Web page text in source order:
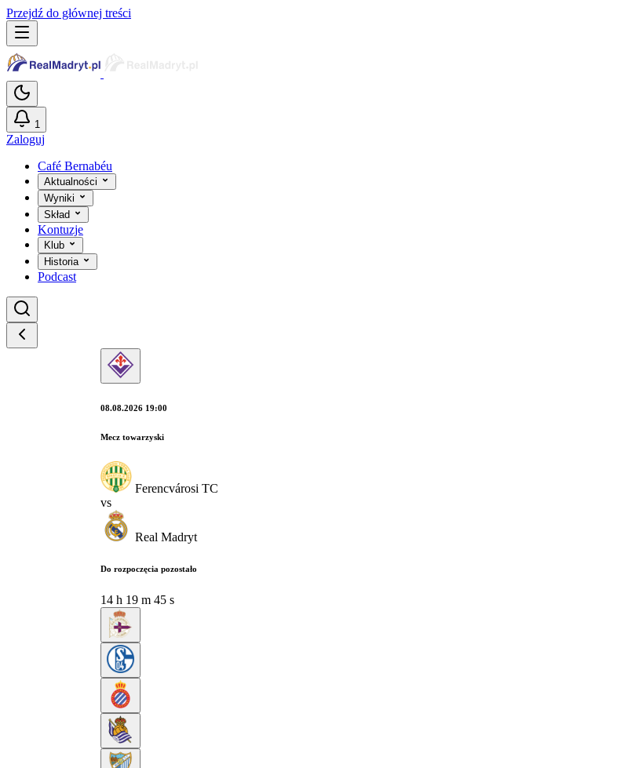
Przejdź do głównej treści
1
Zaloguj
Café Bernabéu
Aktualności
Wyniki
Skład
Kontuzje
Klub
Historia
Podcast
08.08.2026 19:00
Mecz towarzyski
Ferencvárosi TC
vs
Real Madryt
Do rozpoczęcia pozostało
14 h 19 m 44 s